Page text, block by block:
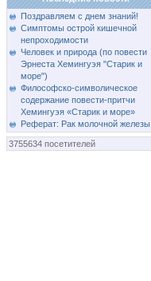
Поздравляем с днем знаний!
Симптомы острой кишечной
непроходимости
Человек и природа (по повести
Эрнеста Хемингуэя "Старик и
море")
Философско-символическое
содержание повести-притчи
Хемингуэя «Старик и море»
Реферат: Рак молочной железы
3755634 посетителей